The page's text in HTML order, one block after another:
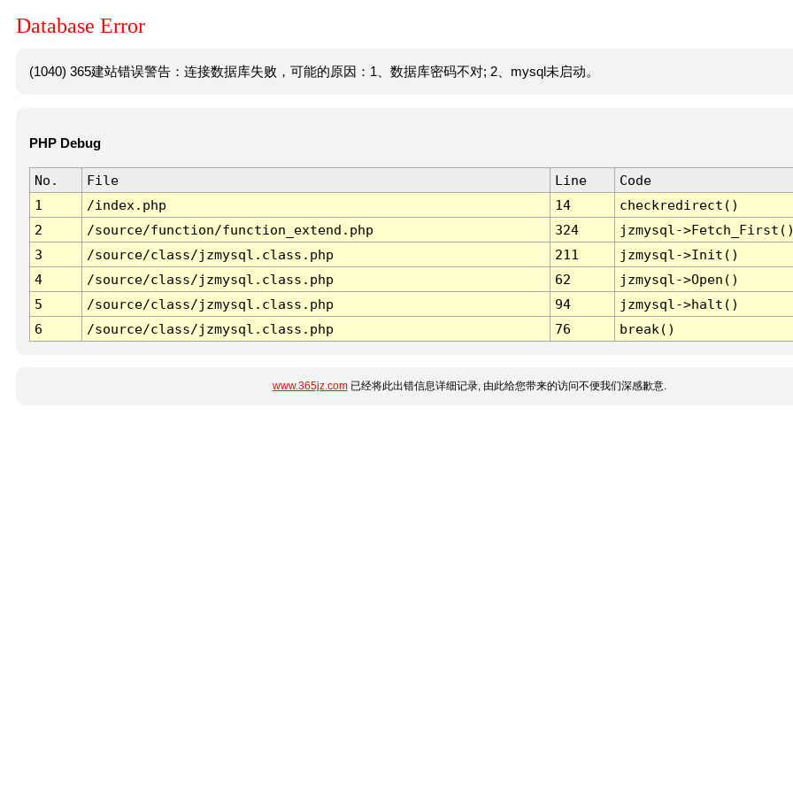
Database Error
(1040) 365建站错误警告：连接数据库失败，可能的原因：1、数据库密码不对; 2、mysql未启动。
PHP Debug
No. File Line
Code
1
/index.php 14
checkredirect()
2
/source/function/function_extend.php 324
jzmysql-
3
/source/class/jzmysql.class.php 211
jzmysql->Init()
4
/source/class/jzmysql.class.php 62
jzmysql->Open()
5
/source/class/jzmysql.class.php 94
jzmysql->halt()
6
/source/class/jzmysql.class.php 76 break()
www.365jz.com已经将此出错信息详细记录, 由此给您带来的访问不便我们深感歉意.